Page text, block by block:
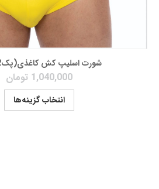
شورت اسلیپ کش کاغذی(پک2تایی)
1,040,000 تومان
انتخاب گزینه‌ها